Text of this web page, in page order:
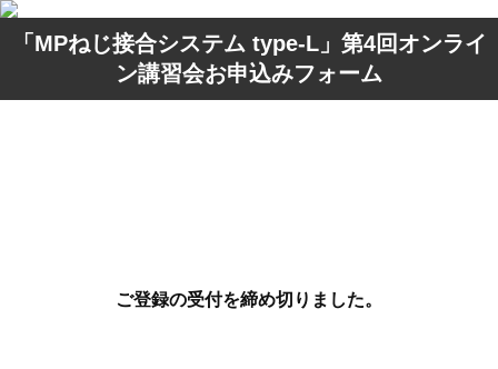
「MPねじ接合システム type-L」第4回オンライ
ン講習会お申込みフォーム
ご登録の受付を締め切りました。